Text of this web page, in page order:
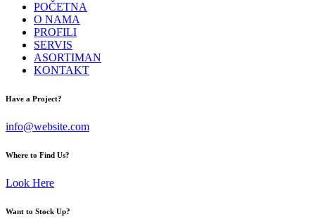
POČETNA
O NAMA
PROFILI
SERVIS
ASORTIMAN
KONTAKT
facebook-
instagram
Have a Project?
info@website.com
Where to Find Us?
Look Here
Want to Stock Up?